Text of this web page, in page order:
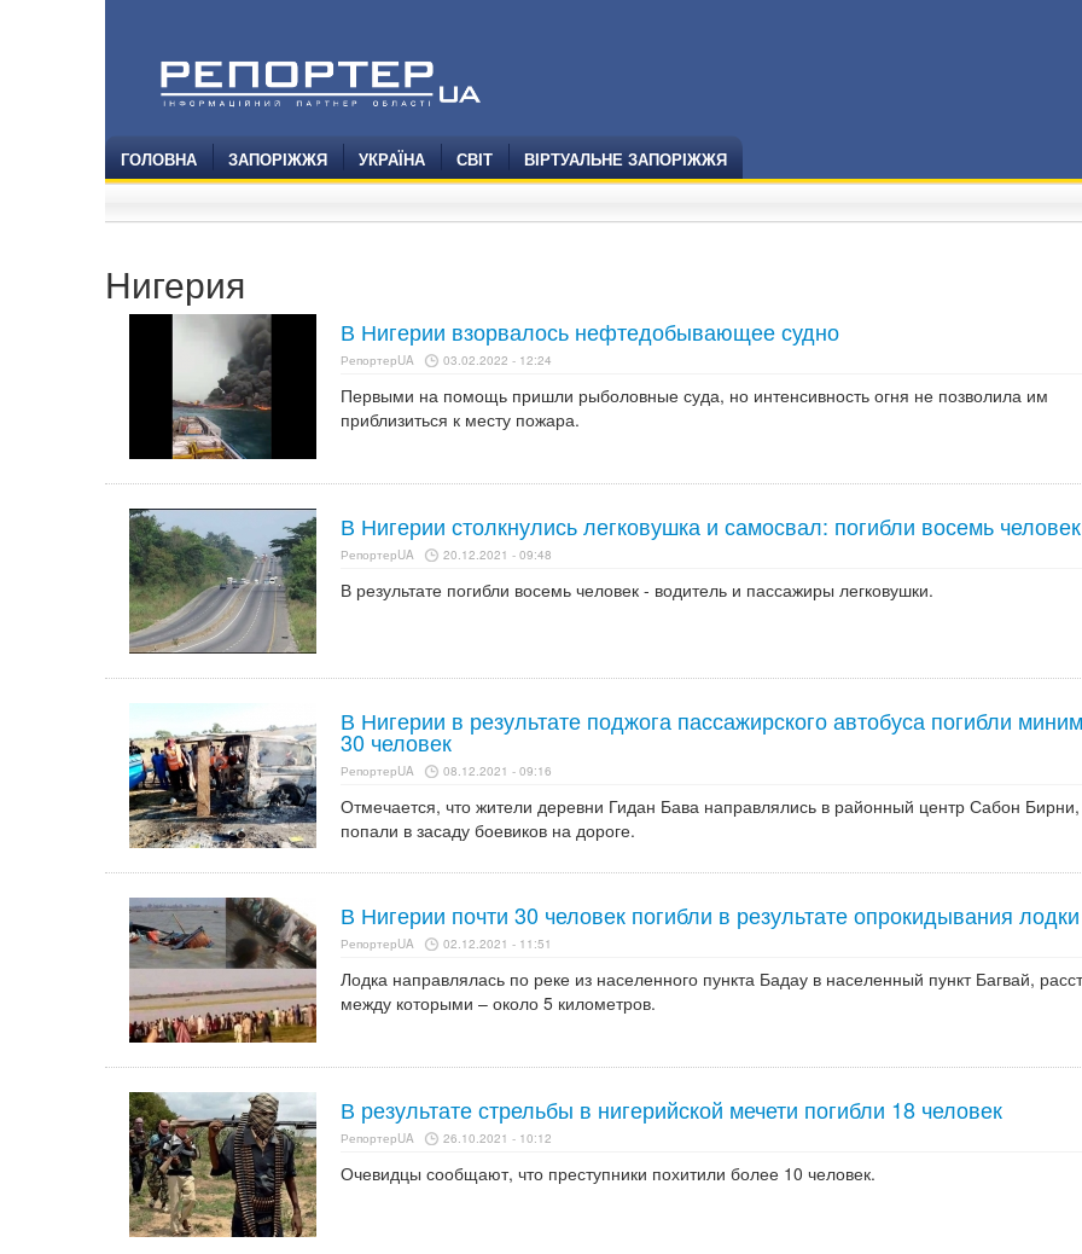
ГОЛОВНА ЗАПОРІЖЖЯ УКРАЇНА СВІТ ВІРТУАЛЬНЕ ЗАПОРІЖЖЯ
Нигерия
В Нигерии взорвалось нефтедобывающее судно
РепортерUA 03.02.2022 - 12:24
Первыми на помощь пришли рыболовные суда, но интенсивность огня не позволила им
приблизиться к месту пожара.
В Нигерии столкнулись легковушка и самосвал: погибли восемь человек
РепортерUA 20.12.2021 - 09:48
В результате погибли восемь человек - водитель и пассажиры легковушки.
В Нигерии в результате поджога пассажирского автобуса погибли
30 человек
РепортерUA 08.12.2021 - 09:16
Отмечается, что жители деревни Гидан Бава направлялись в районный центр Сабон Бирни,
попали в засаду боевиков на дороге.
В Нигерии почти 30 человек погибли в результате опрокидывания лодки
РепортерUA 02.12.2021 - 11:51
Лодка направлялась по реке из населенного пункта Бадау в населенный пункт Багвай,
между которыми – около 5 километров.
В результате стрельбы в нигерийской мечети погибли 18 человек
РепортерUA 26.10.2021 - 10:12
Очевидцы сообщают, что преступники похитили более 10 человек.